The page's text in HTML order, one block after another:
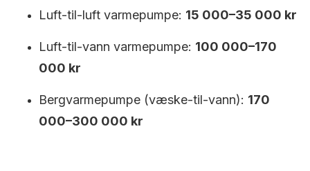
Luft-til-luft varmepumpe: 15 000–35 000 kr
Luft-til-vann varmepumpe: 100 000–170
000 kr
Bergvarmepumpe (væske-til-vann): 170
000–300 000 kr